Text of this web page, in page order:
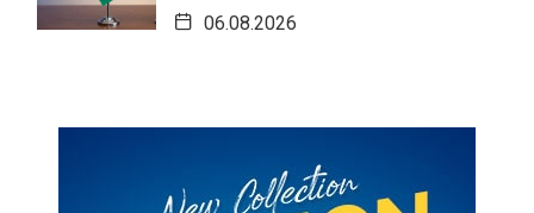
06.08.2026